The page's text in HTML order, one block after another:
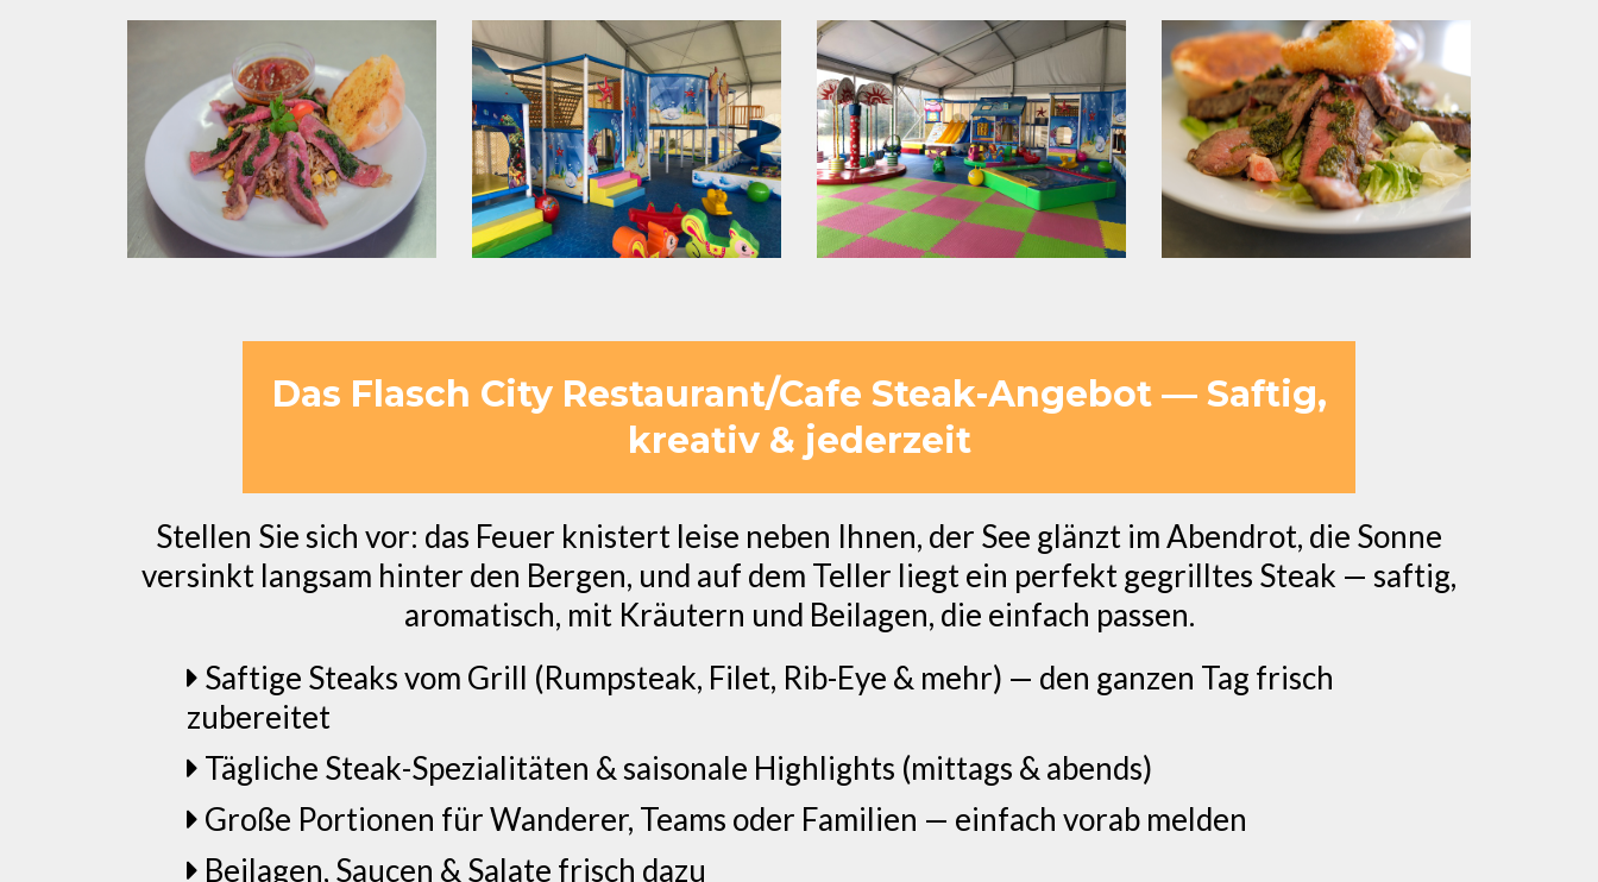
Das Flasch City Restaurant/Cafe Steak-Angebot — Saftig,
kreativ & jederzeit
Stellen Sie sich vor: das Feuer knistert leise neben Ihnen, der See glänzt im Abendrot, die Sonne
versinkt langsam hinter den Bergen, und auf dem Teller liegt ein perfekt gegrilltes Steak — saftig,
aromatisch, mit Kräutern und Beilagen, die einfach passen.
Saftige Steaks vom Grill (Rumpsteak, Filet, Rib-Eye & mehr) — den ganzen Tag frisch
zubereitet
Tägliche Steak-Spezialitäten & saisonale Highlights (mittags & abends)
Große Portionen für Wanderer, Teams oder Familien — einfach vorab melden
Beilagen, Saucen & Salate frisch dazu